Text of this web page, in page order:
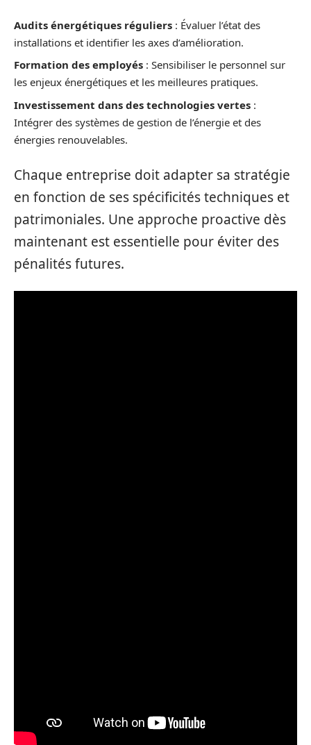
Audits énergétiques réguliers : Évaluer l’état des
installations et identifier les axes d’amélioration.
Formation des employés : Sensibiliser le personnel sur
les enjeux énergétiques et les meilleures pratiques.
Investissement dans des technologies vertes :
Intégrer des systèmes de gestion de l’énergie et des
énergies renouvelables.
Chaque entreprise doit adapter sa stratégie
en fonction de ses spécificités techniques et
patrimoniales. Une approche proactive dès
maintenant est essentielle pour éviter des
pénalités futures.